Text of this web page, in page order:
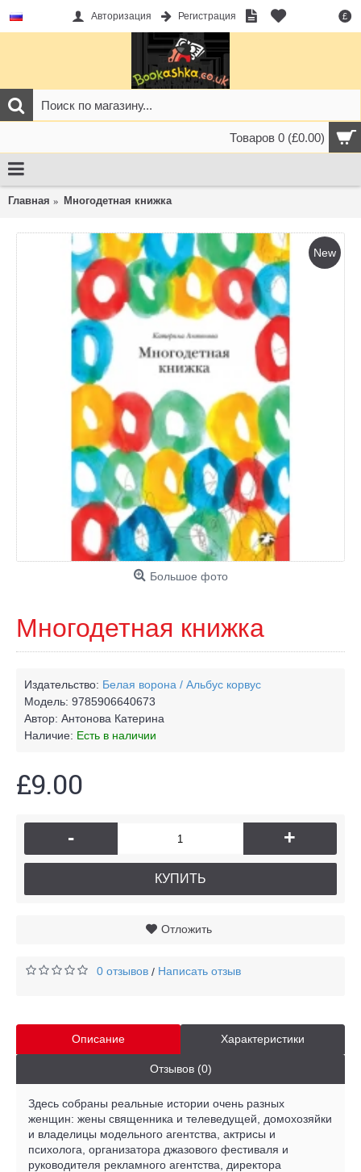
£
Авторизация Регистрация
Товаров 0 (£0.00)
Главная Многодетная книжка
New
Большое фото
Многодетная книжка
Издательство: Белая ворона / Альбус корвус
Модель: 9785906640673
Автор: Антонова Катерина
Наличие: Есть в наличии
£9.00
- +
КУПИТЬ
Отложить
0 отзывов / Написать отзыв
Описание Характеристики
Отзывов (0)
Здесь собраны реальные истории очень разных
женщин: жены священника и телеведущей, домохозяйки
и владелицы модельного агентства, актрисы и
психолога, организатора джазового фестиваля и
руководителя рекламного агентства, директора